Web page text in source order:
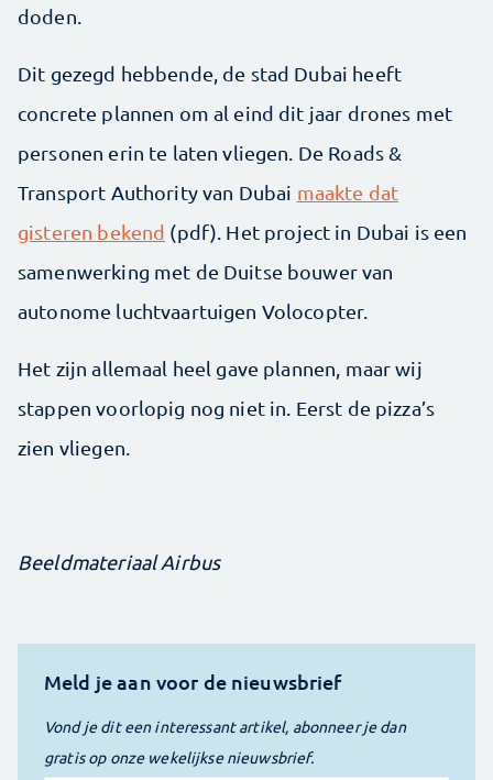
doden.
Dit gezegd hebbende, de stad Dubai heeft
concrete plannen om al eind dit jaar drones met
personen erin te laten vliegen. De Roads &
Transport Authority van Dubai maakte dat
gisteren bekend (pdf). Het project in Dubai is een
samenwerking met de Duitse bouwer van
autonome luchtvaartuigen Volocopter.
Het zijn allemaal heel gave plannen, maar wij
stappen voorlopig nog niet in. Eerst de pizza’s
zien vliegen.
Beeldmateriaal Airbus
Meld je aan voor de nieuwsbrief
Vond je dit een interessant artikel, abonneer je dan
gratis op onze wekelijkse nieuwsbrief.